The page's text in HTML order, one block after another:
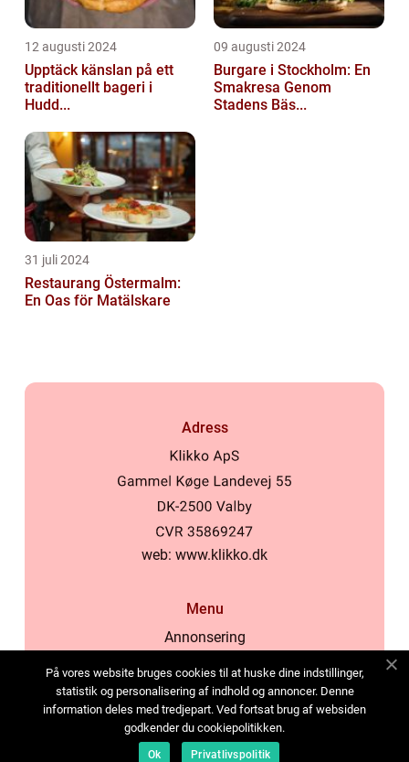
12 augusti 2024
Upptäck känslan på ett
traditionellt bageri i
Hudd...
09 augusti 2024
Burgare i Stockholm: En
Smakresa Genom
Stadens Bäs...
31 juli 2024
Restaurang Östermalm:
En Oas för Matälskare
Adress
web: www.klikko.dk
Menu
Annonsering
Cookies
Kontakta oss
Sitemap
På vores website bruges cookies til at huske dine indstillinger,
statistik og personalisering af indhold og annoncer. Denne
information deles med tredjepart. Ved fortsat brug af websiden
godkender du cookiepolitikken.
Ok Privatlivspolitik